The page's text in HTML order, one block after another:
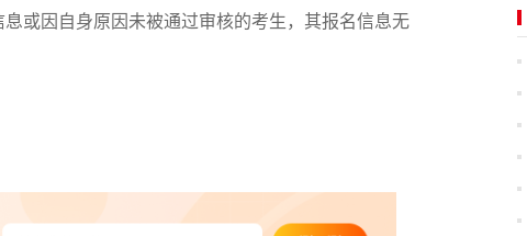
或因自身原因未被通过审核的考生，其报名信息无